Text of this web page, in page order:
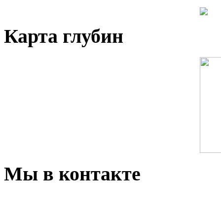
Карта глубин
Мы в контакте